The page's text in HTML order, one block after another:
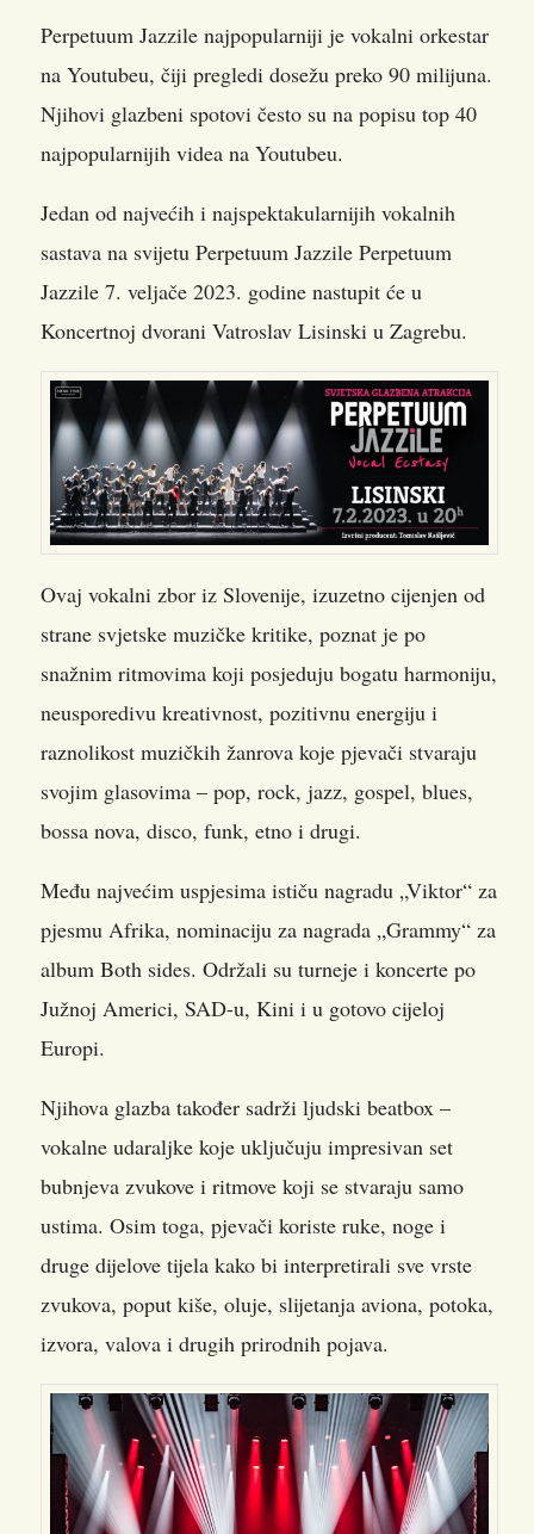
Perpetuum Jazzile najpopularniji je vokalni orkestar
na Youtubeu, čiji pregledi dosežu preko 90 milijuna.
Njihovi glazbeni spotovi često su na popisu top 40
najpopularnijih videa na Youtubeu.
Jedan od najvećih i najspektakularnijih vokalnih
sastava na svijetu Perpetuum Jazzile Perpetuum
Jazzile 7. veljače 2023. godine nastupit će u
Koncertnoj dvorani Vatroslav Lisinski u Zagrebu.
Ovaj vokalni zbor iz Slovenije, izuzetno cijenjen od
strane svjetske muzičke kritike, poznat je po
snažnim ritmovima koji posjeduju bogatu harmoniju,
neusporedivu kreativnost, pozitivnu energiju i
raznolikost muzičkih žanrova koje pjevači stvaraju
svojim glasovima – pop, rock, jazz, gospel, blues,
bossa nova, disco, funk, etno i drugi.
Među najvećim uspjesima ističu nagradu „Viktor“ za
pjesmu Afrika, nominaciju za nagrada „Grammy“ za
album Both sides. Održali su turneje i koncerte po
Južnoj Americi, SAD-u, Kini i u gotovo cijeloj
Europi.
Njihova glazba također sadrži ljudski beatbox –
vokalne udaraljke koje uključuju impresivan set
bubnjeva zvukove i ritmove koji se stvaraju samo
ustima. Osim toga, pjevači koriste ruke, noge i
druge dijelove tijela kako bi interpretirali sve vrste
zvukova, poput kiše, oluje, slijetanja aviona, potoka,
izvora, valova i drugih prirodnih pojava.